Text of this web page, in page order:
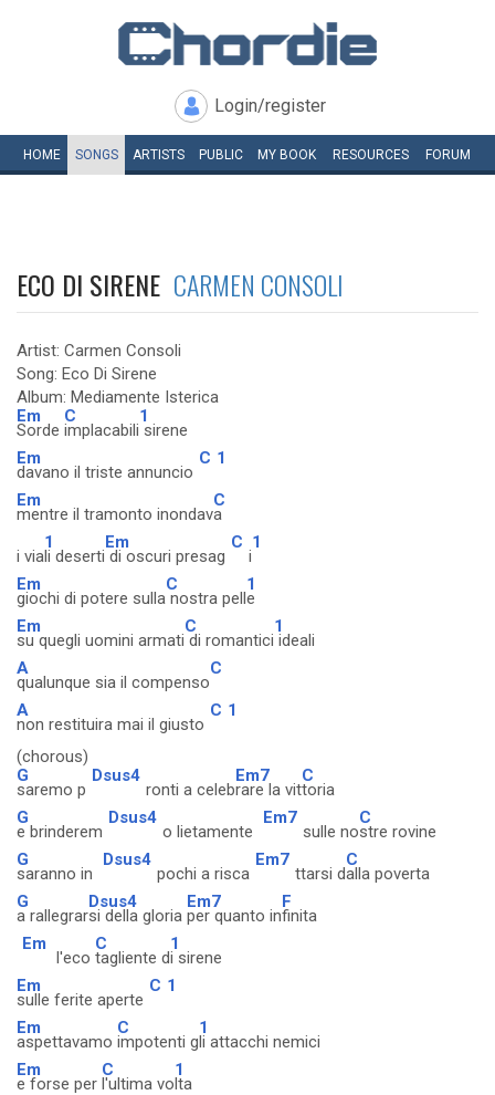
Login/register
HOME SONGS ARTISTS PUBLIC MY BOOK RESOURCES FORUM
ECO DI SIRENE CARMEN CONSOLI
Artist: Carmen Consoli
Song: Eco Di Sirene
Album: Mediamente Isterica
Em
Sorde
C
implacabili
1
sirene
Em
davano il triste annuncio
C 1
Em
mentre il tramonto inondav
C
a
i via
1
li deserti
Em
di oscuri presag
C
i
1
Em
giochi di potere sulla
C
nostra pell
1
e
Em
su quegli uomini armati
C
di romantici
1
ideali
A
qualunque sia il compenso
C
A
non restituira mai il giusto
C 1
(chorous)
G
saremo p
Dsus4
ronti a celeb
Em7
rare la vit
C
toria
G
e brinderem
Dsus4
o lietamente
Em7
sulle no
C
stre rovine
G
saranno in
Dsus4
pochi a risca
Em7
ttarsi d
C
alla poverta
G
a rallegrar
Dsus4
si della gloria
Em7
per quanto in
F
finita
Em
l'eco
C
tagliente d
1
i sirene
Em
sulle ferite aperte
C 1
Em
aspettavamo
C
impotenti g
1
li attacchi nemici
Em
e forse per
C
l'ultima vo
1
lta